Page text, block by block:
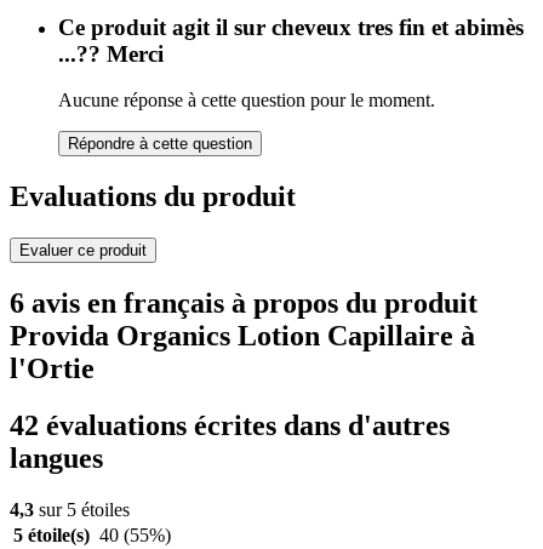
Ce produit agit il sur cheveux tres fin et abimès
...?? Merci
Aucune réponse à cette question pour le moment.
Répondre à cette question
Evaluations du produit
Evaluer ce produit
6 avis en français à propos du produit
Provida Organics Lotion Capillaire à
l'Ortie
42 évaluations écrites dans d'autres
langues
4,3 sur 5 étoiles
5 étoile(s) 40 (55%)